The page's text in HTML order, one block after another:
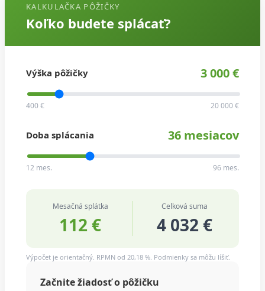
KALKULAČKA PÔŽIČKY
Koľko budete splácať?
Výška pôžičky 3 000 €
400 € 20 000 €
Doba splácania 36 mesiacov
12 mes. 96 mes.
Mesačná splátka
112 €
Celková suma
4 032 €
Výpočet je orientačný. RPMN od 20,18 %. Podmienky sa môžu líšiť.
Začnite žiadosť o pôžičku